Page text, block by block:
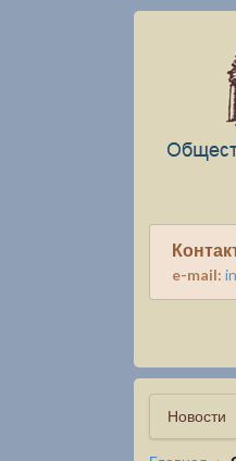
e-mail:
Новости